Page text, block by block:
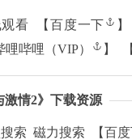
看 【 百度一下
哩哔哩（VIP） 】 【
激情2》下载资源
搜索 磁力搜索 【百